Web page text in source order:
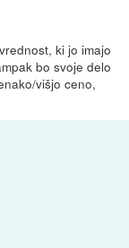
ki jo imajo
bo svoje delo
višjo ceno,